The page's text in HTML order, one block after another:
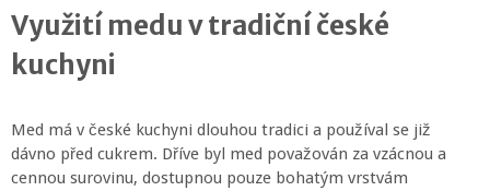
Využití medu v tradiční české
kuchyni
Med má v české kuchyni dlouhou tradici a používal se již
dávno před cukrem. Dříve byl med považován za vzácnou a
cennou surovinu, dostupnou pouze bohatým vrstvám